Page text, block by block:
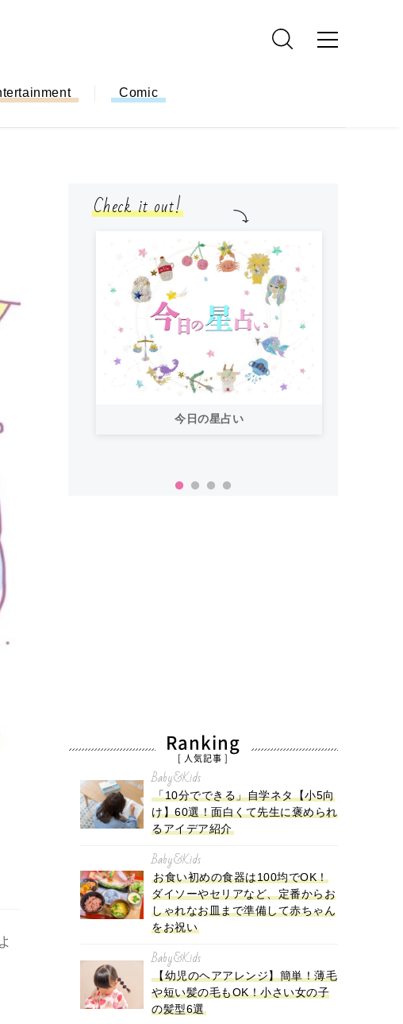
Comic
Check it out!
ドのモ
払い方
ーダー
今日の星占い
Ranking
[ 人気記事 ]
Baby&Kids
「10分でできる」自学ネタ【小5向
け】60選！面白くて先生に褒められ
るアイデア紹介
Baby&Kids
お食い初めの食器は100均でOK！
ダイソーやセリアなど、定番からお
しゃれなお皿まで準備して赤ちゃん
をお祝い
Baby&Kids
【幼児のヘアアレンジ】簡単！薄毛
や短い髪の毛もOK！小さい女の子
の髪型6選